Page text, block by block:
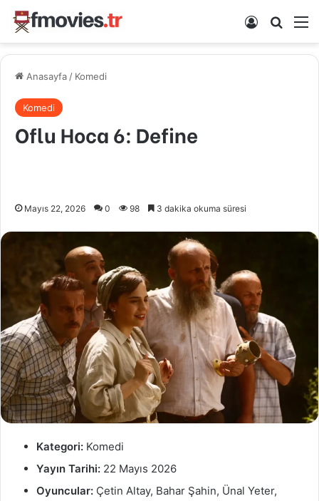
Kayıt Ol
Anasayfa / Komedi
Komedi
Oflu Hoca 6: Define
Mayıs 22, 2026 0 98 3 dakika okuma süresi
Kategori: Komedi
Yayın Tarihi: 22 Mayıs 2026
Oyuncular: Çetin Altay, Bahar Şahin, Ünal Yeter,